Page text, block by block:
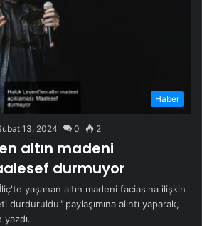
Haber
13, 2024 0 2
altın madeni
durmuyor
yaşanan altın madeni faciasına ilişkin
durduruldu" paylaşımına alıntı yaparak,